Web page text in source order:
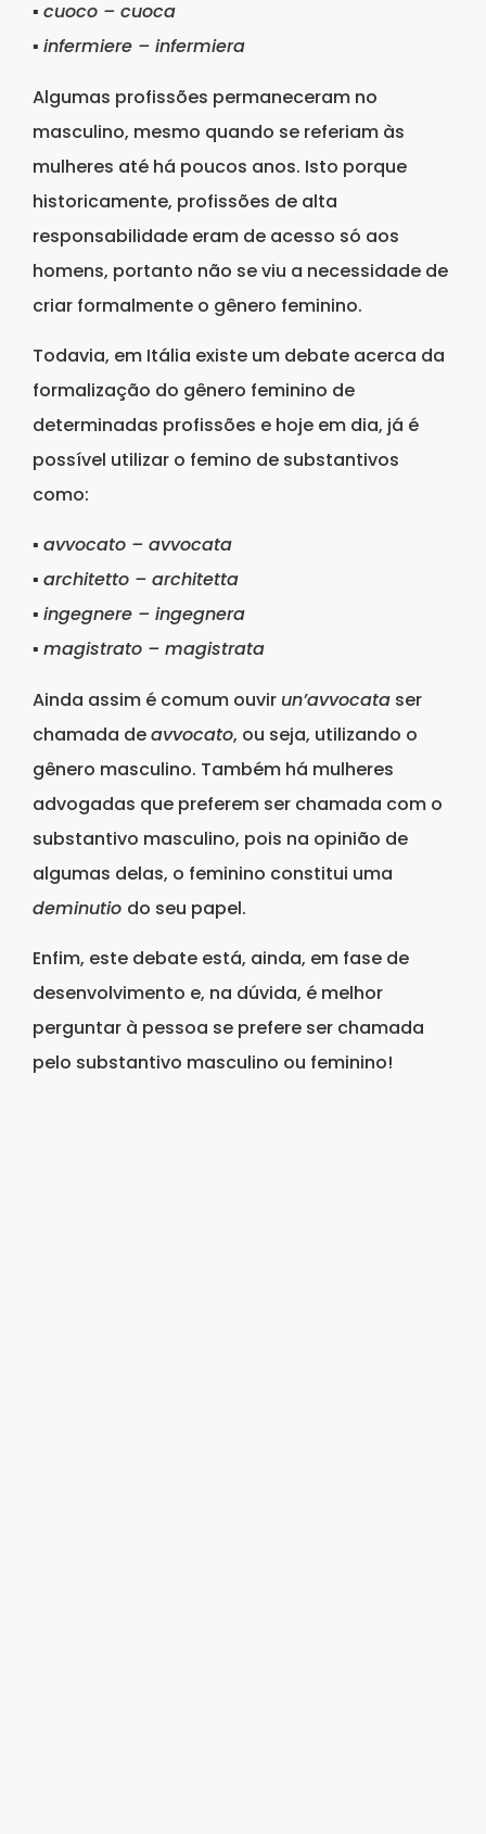
▪ cuoco – cuoca
▪ infermiere – infermiera
Algumas profissões permaneceram no
masculino, mesmo quando se referiam às
mulheres até há poucos anos. Isto porque
historicamente, profissões de alta
responsabilidade eram de acesso só aos
homens, portanto não se viu a necessidade de
criar formalmente o gênero feminino.
Todavia, em Itália existe um debate acerca da
formalização do gênero feminino de
determinadas profissões e hoje em dia, já é
possível utilizar o femino de substantivos
como:
▪ avvocato – avvocata
▪ architetto – architetta
▪ ingegnere – ingegnera
▪ magistrato – magistrata
Ainda assim é comum ouvir un’avvocata ser
chamada deavvocato, ou seja, utilizando o
gênero masculino. Também há mulheres
advogadas que preferem ser chamada com o
substantivo masculino, pois na opinião de
algumas delas, o feminino constitui uma
deminutio do seu papel.
Enfim, este debate está, ainda, em fase de
desenvolvimento e, na dúvida, é melhor
perguntar à pessoa se prefere ser chamada
pelo substantivo masculino ou feminino!